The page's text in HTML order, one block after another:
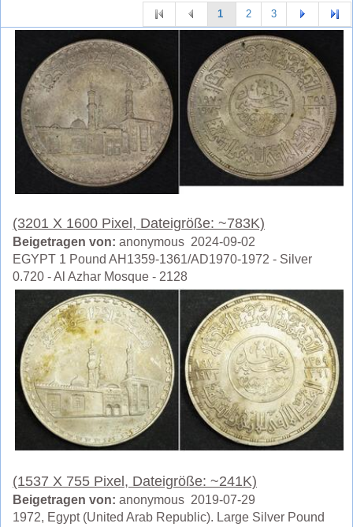
1 2 3
(3201 X 1600 Pixel, Dateigröße: ~783K)
Beigetragen von: anonymous 2024-09-02
EGYPT 1 Pound AH1359-1361/AD1970-1972 - Silver
0.720 - Al Azhar Mosque - 2128
(1537 X 755 Pixel, Dateigröße: ~241K)
Beigetragen von: anonymous 2019-07-29
1972, Egypt (United Arab Republic). Large Silver Pound